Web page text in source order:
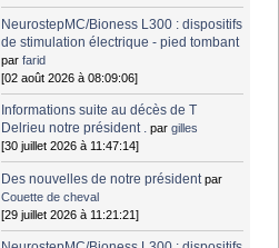
NeurostepMC/Bioness L300 : dispositifs
de stimulation électrique - pied tombant
parfarid
[02 août 2026 à 08:09:06]
Informations suite au décès de T
Delrieu notre président . pargilles
[30 juillet 2026 à 11:47:14]
Des nouvelles de notre président par
Couette de cheval
[29 juillet 2026 à 11:21:21]